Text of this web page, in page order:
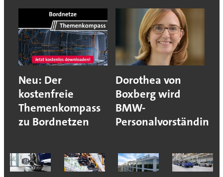
Neu: Der
kostenfreie
Themenkompass
zu Bordnetzen
Dorothea von
Boxberg wird
BMW-
Personalvorständin